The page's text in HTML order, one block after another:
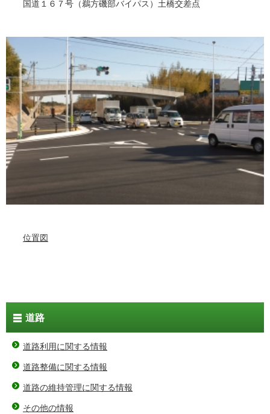
国道１６７号（鵜方磯部バイパス）土橋交差点
位置図
道路
道路利用に関する情報
道路整備に関する情報
道路の維持管理に関する情報
その他の情報